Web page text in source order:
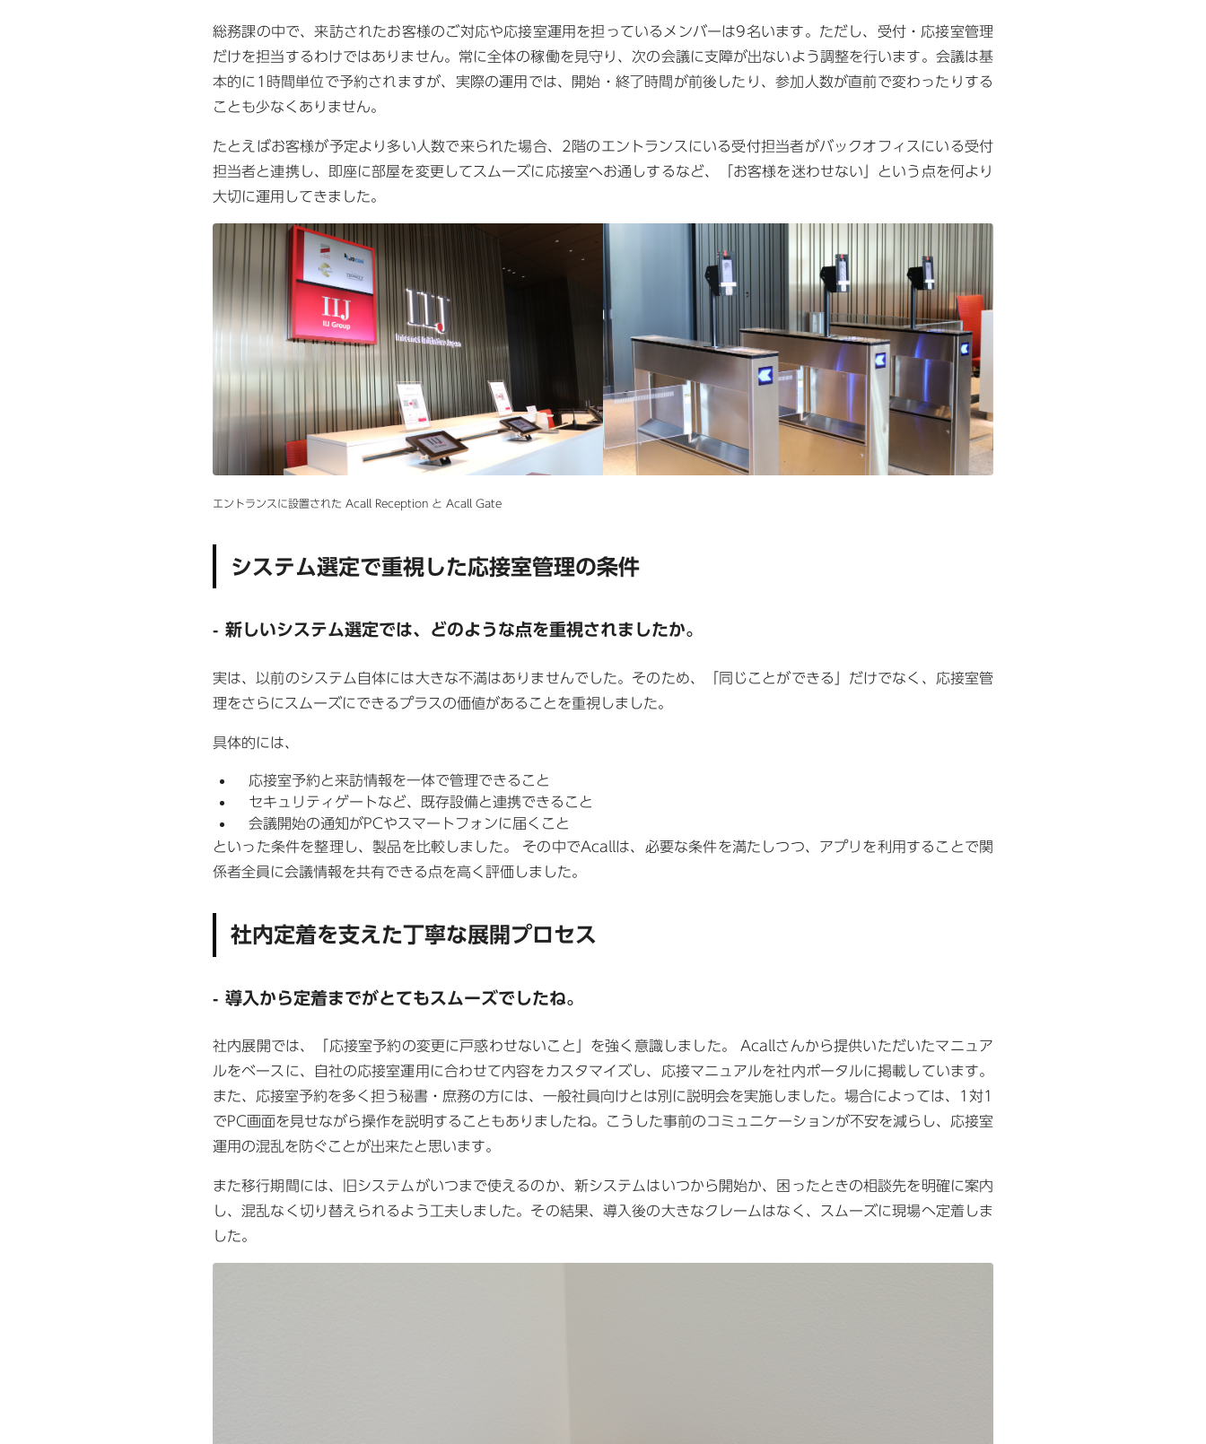
総務課の中で、来訪されたお客様のご対応や応接室運用を担っているメンバーは9名います。ただし、受付・応接室管理
だけを担当するわけではありません。常に全体の稼働を見守り、次の会議に支障が出ないよう調整を行います。会議は基
本的に1時間単位で予約されますが、実際の運用では、開始・終了時間が前後したり、参加人数が直前で変わったりする
ことも少なくありません。
たとえばお客様が予定より多い人数で来られた場合、2階のエントランスにいる受付担当者がバックオフィスにいる受付
担当者と連携し、即座に部屋を変更してスムーズに応接室へお通しするなど、「お客様を迷わせない」という点を何より
大切に運用してきました。
エントランスに設置された Acall Reception と Acall Gate
システム選定で重視した応接室管理の条件
新しいシステム選定では、どのような点を重視されましたか。
実は、以前のシステム自体には大きな不満はありませんでした。そのため、「同じことができる」だけでなく、応接室管
理をさらにスムーズにできるプラスの価値があることを重視しました。
具体的には、
応接室予約と来訪情報を一体で管理できること
セキュリティゲートなど、既存設備と連携できること
会議開始の通知がPCやスマートフォンに届くこと
といった条件を整理し、製品を比較しました。 その中でAcallは、必要な条件を満たしつつ、アプリを利用することで関
係者全員に会議情報を共有できる点を高く評価しました。
社内定着を支えた丁寧な展開プロセス
導入から定着までがとてもスムーズでしたね。
社内展開では、「応接室予約の変更に戸惑わせないこと」を強く意識しました。 Acallさんから提供いただいたマニュア
ルをベースに、自社の応接室運用に合わせて内容をカスタマイズし、応接マニュアルを社内ポータルに掲載しています。
また、応接室予約を多く担う秘書・庶務の方には、一般社員向けとは別に説明会を実施しました。場合によっては、1対1
でPC画面を見せながら操作を説明することもありましたね。こうした事前のコミュニケーションが不安を減らし、応接室
運用の混乱を防ぐことが出来たと思います。
また移行期間には、旧システムがいつまで使えるのか、新システムはいつから開始か、困ったときの相談先を明確に案内
し、混乱なく切り替えられるよう工夫しました。その結果、導入後の大きなクレームはなく、スムーズに現場へ定着しま
した。